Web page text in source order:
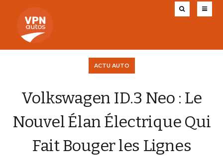
ACTU AUTO
Volkswagen ID.3 Neo : Le
Nouvel Élan Électrique Qui
Fait Bouger les Lignes